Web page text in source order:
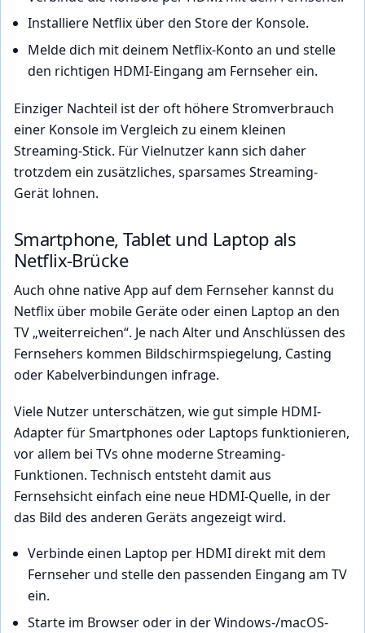
Installiere Netflix über den Store der Konsole.
Melde dich mit deinem Netflix-Konto an und stelle
den richtigen HDMI-Eingang am Fernseher ein.
Einziger Nachteil ist der oft höhere Stromverbrauch
einer Konsole im Vergleich zu einem kleinen
Streaming-Stick. Für Vielnutzer kann sich daher
trotzdem ein zusätzliches, sparsames Streaming-
Gerät lohnen.
Smartphone, Tablet und Laptop als
Netflix-Brücke
Auch ohne native App auf dem Fernseher kannst du
Netflix über mobile Geräte oder einen Laptop an den
TV „weiterreichen“. Je nach Alter und Anschlüssen des
Fernsehers kommen Bildschirmspiegelung, Casting
oder Kabelverbindungen infrage.
Viele Nutzer unterschätzen, wie gut simple HDMI-
Adapter für Smartphones oder Laptops funktionieren,
vor allem bei TVs ohne moderne Streaming-
Funktionen. Technisch entsteht damit aus
Fernsehsicht einfach eine neue HDMI-Quelle, in der
das Bild des anderen Geräts angezeigt wird.
Verbinde einen Laptop per HDMI direkt mit dem
Fernseher und stelle den passenden Eingang am TV
ein.
Starte im Browser oder in der Windows-/macOS-